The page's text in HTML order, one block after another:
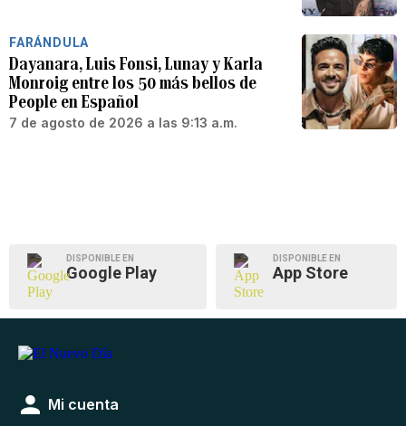
FARÁNDULA
Dayanara, Luis Fonsi, Lunay y Karla
Monroig entre los 50 más bellos de
People en Español
7 de agosto de 2026 a las 9:13 a.m.
DISPONIBLE EN
Google Play
DISPONIBLE EN
App Store
Mi cuenta